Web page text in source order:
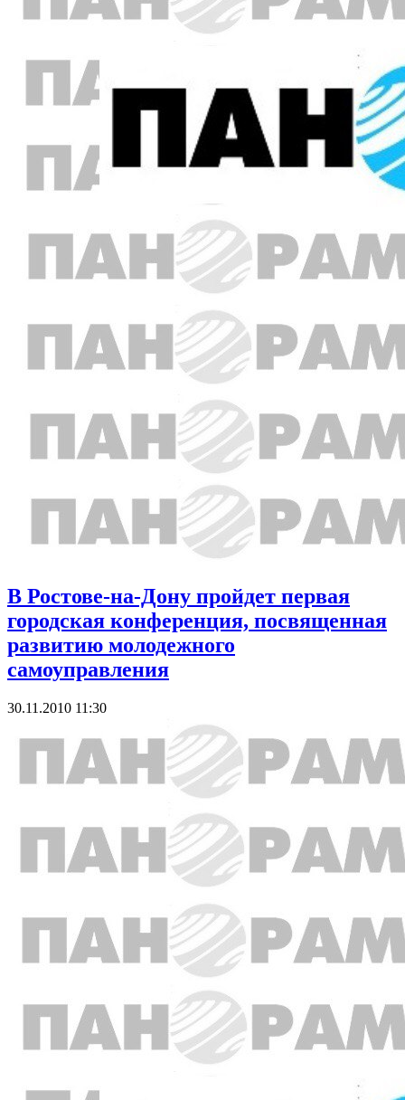
В Ростове-на-Дону пройдет первая
городская конференция, посвященная
развитию молодежного
самоуправления
30.11.2010 11:30